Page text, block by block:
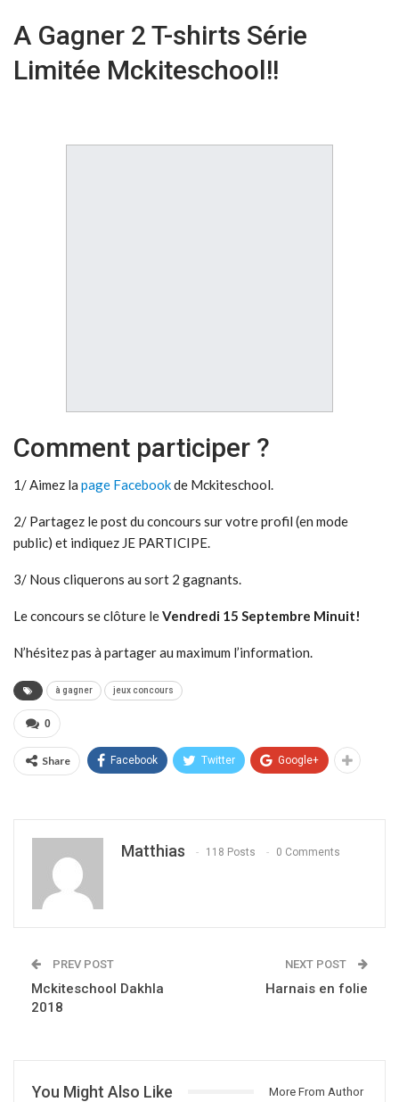
A Gagner 2 T-shirts Série
Limitée Mckiteschool!!
Comment participer ?
1/ Aimez la page Facebookde Mckiteschool.
2/ Partagez le post du concours sur votre profil (en mode
public) et indiquez JE PARTICIPE.
3/ Nous cliquerons au sort 2 gagnants.
Le concours se clôture leVendredi 15 Septembre Minuit!
N’hésitez pas à partager au maximum l’information.
à gagner jeux concours
0
Share Facebook Twitter Google+
Matthias 118 Posts 0 Comments
PREV POST
Mckiteschool Dakhla
2018
NEXT POST
Harnais en folie
You Might Also Like More From Author